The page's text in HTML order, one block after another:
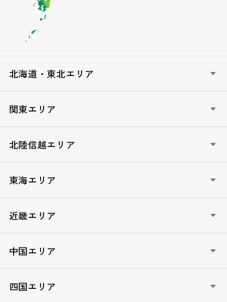
北海道・東北エリア
HOKKAIDO政治塾（北海道）
いわて政治塾（岩手）
宮城未来塾（宮城）
やまがた元気塾（山形）
関東エリア
いばらき青年フォーラム（茨城）
ぐんま政治塾（群馬）
TOKYO自民党政経塾（東京）
北陸信越エリア
LDP新潟政治学校（新潟）
石川政経塾（石川）
ふくい政経塾（福井）
信州維新塾（長野）
東海エリア
自民党ぎふ政治塾（岐阜）
愛知政治大学院（愛知）
三重政治大学院（三重）
近畿エリア
しが自民党政治セミナー（滋賀）
自民党政治大学校なにわ塾（大阪）
中国エリア
TOTTORI政治塾/女星塾とっとり（鳥取）
四国エリア